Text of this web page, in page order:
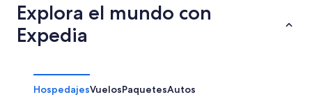
Explora el mundo con
Expedia
HospedajesVuelosPaquetesAutos